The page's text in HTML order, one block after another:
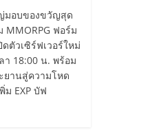
มอบของขวัญสุด
MMORPG ฟอร์ม
ดตัวเซิร์ฟเวอร์ใหม่
า 18:00 น. พร้อม
ยานสู่ความโหด
ม EXP บัฟ